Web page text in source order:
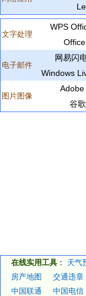
文字处理
WPS
电子邮件
网易闪
Windows
图片图像
谷
在线实用工具 ： 天气
房产地图
交通违章
中国联通
中国电信